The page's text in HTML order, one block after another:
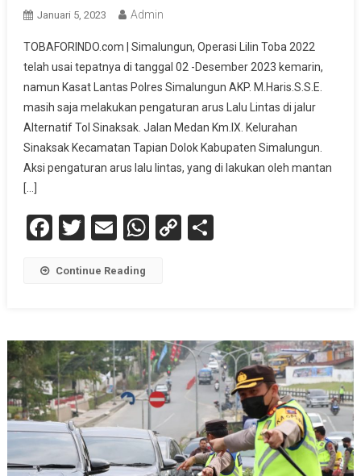
Januari 5, 2023 Admin
TOBAFORINDO.com | Simalungun, Operasi Lilin Toba 2022
telah usai tepatnya di tanggal 02 -Desember 2023 kemarin,
namun Kasat Lantas Polres Simalungun AKP. M.Haris.S.S.E.
masih saja melakukan pengaturan arus Lalu Lintas di jalur
Alternatif Tol Sinaksak. Jalan Medan Km.IX. Kelurahan
Sinaksak Kecamatan Tapian Dolok Kabupaten Simalungun.
Aksi pengaturan arus lalu lintas, yang di lakukan oleh mantan
[…]
Facebook
Twitter
EmailWhatsApp
CopyShare
Continue Reading